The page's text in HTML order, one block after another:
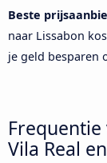
Beste
naar Lissabon
je geld besparen
Vila Real